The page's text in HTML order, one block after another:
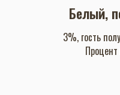
Белый,
3%, гость